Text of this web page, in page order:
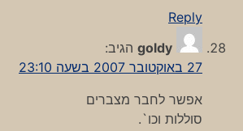
Reply
goldy הגיב:
27 באוקטובר 2007 בשעה 23:10
אפשר לחבר מצברים
סוללות וכו`.